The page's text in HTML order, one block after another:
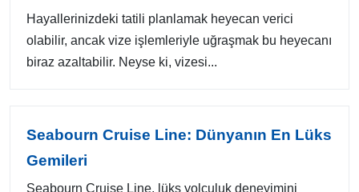
Hayallerinizdeki tatili planlamak heyecan verici
olabilir, ancak vize işlemleriyle uğraşmak bu heyecanı
biraz azaltabilir. Neyse ki, vizesi...
Seabourn Cruise Line: Dünyanın En Lüks
Gemileri
Seabourn Cruise Line, lüks yolculuk deneyimini